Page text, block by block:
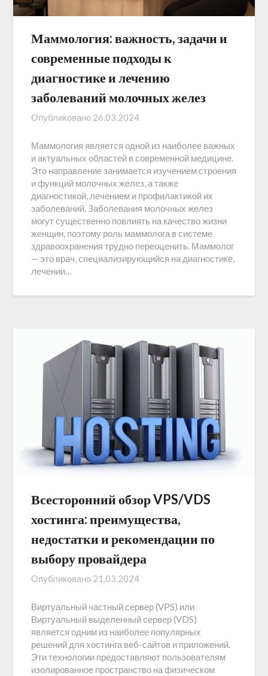
Маммология: важность, задачи и
современные подходы к
диагностике и лечению
заболеваний молочных желез
Опубликовано 26.03.2024
Маммология является одной из наиболее важных
и актуальных областей в современной медицине.
Это направление занимается изучением строения
и функций молочных желез, а также
диагностикой, лечением и профилактикой их
заболеваний. Заболевания молочных желез
могут существенно повлиять на качество жизни
женщин, поэтому роль маммолога в системе
здравоохранения трудно переоценить. Маммолог
— это врач, специализирующийся на диагностике,
лечении…
Всесторонний обзор VPS/VDS
хостинга: преимущества,
недостатки и рекомендации по
выбору провайдера
Опубликовано 21.03.2024
Виртуальный частный сервер (VPS) или
Виртуальный выделенный сервер (VDS)
является одним из наиболее популярных
решений для хостинга веб-сайтов и приложений.
Эти технологии предоставляют пользователям
изолированное пространство на физическом